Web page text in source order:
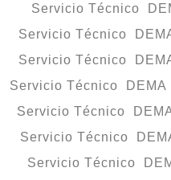
Servicio Técnico
Servicio Técnico
Servicio Técnico
Servicio Técnico
Servicio Técnico
Servicio Técnico
Servicio Técnico